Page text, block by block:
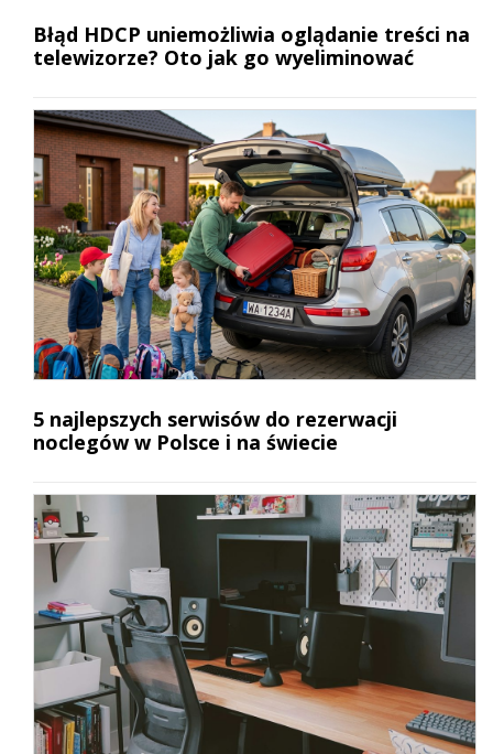
Błąd HDCP uniemożliwia oglądanie treści na
telewizorze? Oto jak go wyeliminować
5 najlepszych serwisów do rezerwacji
noclegów w Polsce i na świecie